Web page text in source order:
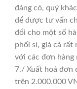
đáng có, quý
để được tư vấn
đổi cho một số
phối sỉ, giá cả rất
với các đơn hàng
7./ Xuất hoá đơn
trên 2.000.000